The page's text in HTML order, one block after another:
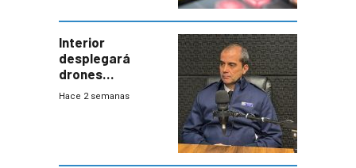
Interior
desplegará
drones
autónomos para
Hace 2 semanas